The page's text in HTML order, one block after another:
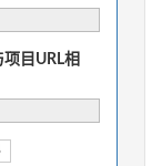
目URL相